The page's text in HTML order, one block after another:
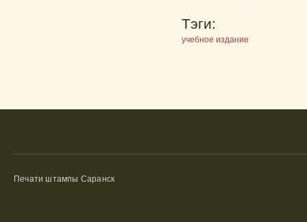
Тэги:
учебное издание
Печати штампы Саранск